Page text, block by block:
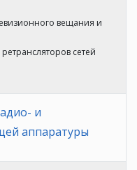
вещания и
сетей
и
аппаратуры